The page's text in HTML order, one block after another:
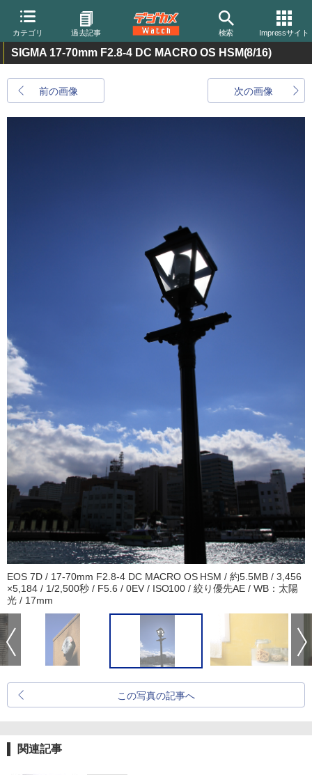
カテゴリ 過去記事 検索 Impressサイト
SIGMA 17-70mm F2.8-4 DC MACRO OS HSM(8/16)
前の画像 次の画像
EOS 7D / 17-70mm F2.8-4 DC MACRO OS HSM / 約5.5MB / 3,456
×5,184 / 1/2,500秒 / F5.6 / 0EV / ISO100 / 絞り優先AE / WB：太陽
光 / 17mm
この写真の記事へ
関連記事